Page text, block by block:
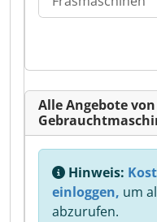
Alle Angebote
Hinweis:
einloggen, um
abzurufen.